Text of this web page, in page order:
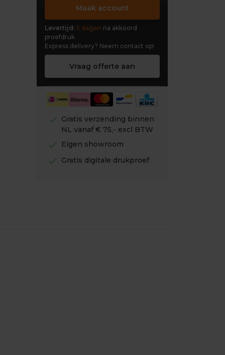
Maak account
Levertijd: 5 dagen na akkoord
proefdruk
Express delivery? Neem contact op!
Vraag offerte aan
check
Gratis verzending binnen
NL vanaf € 75,- excl BTW
check Eigen showroom
check Gratis digitale drukproef